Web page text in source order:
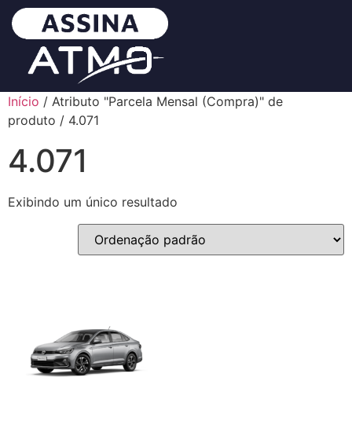
Início / Atributo "Parcela Mensal (Compra)" de
produto / 4.071
4.071
Exibindo um único resultado